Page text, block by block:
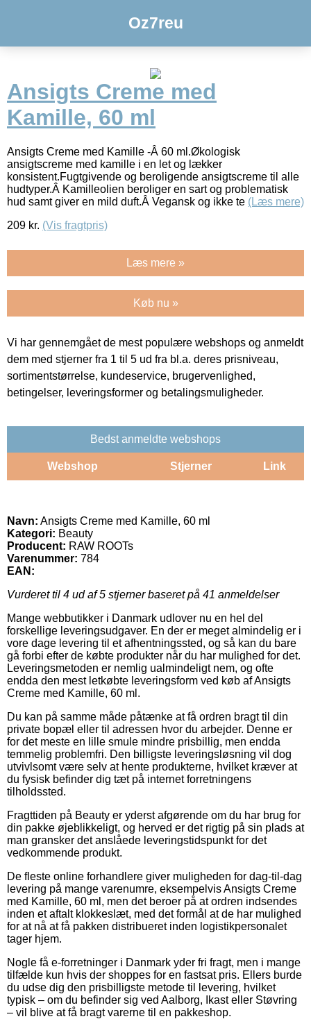
Oz7reu
Ansigts Creme med
Kamille, 60 ml
Ansigts Creme med Kamille -Â 60 ml.Økologisk
ansigtscreme med kamille i en let og lækker
konsistent.Fugtgivende og beroligende ansigtscreme til alle
hudtyper.Â Kamilleolien beroliger en sart og problematisk
hud samt giver en mild duft.Â Vegansk og ikke te (Læs mere)
209 kr. (Vis fragtpris)
Læs mere »
Køb nu »
Vi har gennemgået de mest populære webshops og anmeldt
dem med stjerner fra 1 til 5 ud fra bl.a. deres prisniveau,
sortimentstørrelse, kundeservice, brugervenlighed,
betingelser, leveringsformer og betalingsmuligheder.
Bedst anmeldte webshops
Webshop Stjerner Link
Navn: Ansigts Creme med Kamille, 60 ml
Kategori: Beauty
Producent: RAW ROOTs
Varenummer: 784
EAN:
Vurderet til 4 ud af 5 stjerner baseret på 41 anmeldelser
Mange webbutikker i Danmark udlover nu en hel del
forskellige leveringsudgaver. En der er meget almindelig er i
vore dage levering til et afhentningssted, og så kan du bare
gå forbi efter de købte produkter når du har mulighed for det.
Leveringsmetoden er nemlig ualmindeligt nem, og ofte
endda den mest letkøbte leveringsform ved køb af Ansigts
Creme med Kamille, 60 ml.
Du kan på samme måde påtænke at få ordren bragt til din
private bopæl eller til adressen hvor du arbejder. Denne er
for det meste en lille smule mindre prisbillig, men endda
temmelig problemfri. Den billigste leveringsløsning vil dog
utvivlsomt være selv at hente produkterne, hvilket kræver at
du fysisk befinder dig tæt på internet forretningens
tilholdssted.
Fragttiden på Beauty er yderst afgørende om du har brug for
din pakke øjeblikkeligt, og herved er det rigtig på sin plads at
man gransker det anslåede leveringstidspunkt for det
vedkommende produkt.
De fleste online forhandlere giver muligheden for dag-til-dag
levering på mange varenumre, eksempelvis Ansigts Creme
med Kamille, 60 ml, men det beroer på at ordren indsendes
inden et aftalt klokkeslæt, med det formål at de har mulighed
for at nå at få pakken distribueret inden logistikpersonalet
tager hjem.
Nogle få e-forretninger i Danmark yder fri fragt, men i mange
tilfælde kun hvis der shoppes for en fastsat pris. Ellers burde
du udse dig den prisbilligste metode til levering, hvilket
typisk – om du befinder sig ved Aalborg, Ikast eller Støvring
– vil blive at få bragt varerne til en pakkeshop.